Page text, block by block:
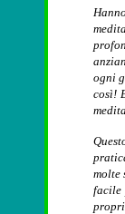
ogni
così!
molte
facile